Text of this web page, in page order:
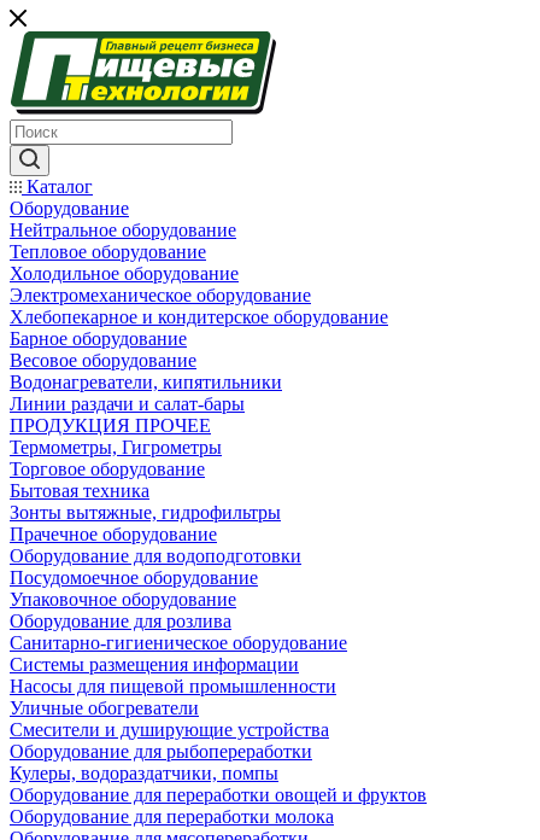
Каталог
Оборудование
Нейтральное оборудование
Тепловое оборудование
Холодильное оборудование
Электромеханическое оборудование
Хлебопекарное и кондитерское оборудование
Барное оборудование
Весовое оборудование
Водонагреватели, кипятильники
Линии раздачи и салат-бары
ПРОДУКЦИЯ ПРОЧЕЕ
Термометры, Гигрометры
Торговое оборудование
Бытовая техника
Зонты вытяжные, гидрофильтры
Прачечное оборудование
Оборудование для водоподготовки
Посудомоечное оборудование
Упаковочное оборудование
Оборудование для розлива
Санитарно-гигиеническое оборудование
Системы размещения информации
Насосы для пищевой промышленности
Уличные обогреватели
Смесители и душирующие устройства
Оборудование для рыбопереработки
Кулеры, водораздатчики, помпы
Оборудование для переработки овощей и фруктов
Оборудование для переработки молока